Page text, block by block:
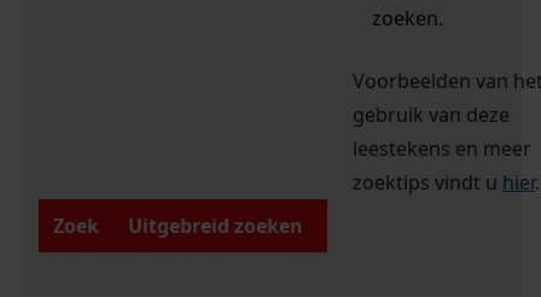
zoeken.
Voorbeelden van
gebruik van deze
leestekens en meer
zoektips vindt u hier.
Zoek
Uitgebreid zoeken